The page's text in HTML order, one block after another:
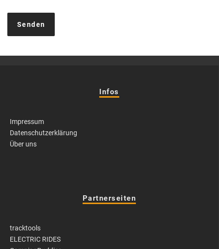
Infos
Impressum
Datenschutzerklärung
Über uns
Partnerseiten
tracktools
ELECTRIC RIDES